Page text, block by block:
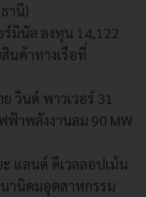
านี)
มินัล ลงทุน 14,122
นค้าทางเรือที่
วินด์ พาวเวอร์ 31
าพลังงานลม 90 MW
ะ แลนด์ ดีเวลลอปเม้น
านิคมอุตสาหกรรม